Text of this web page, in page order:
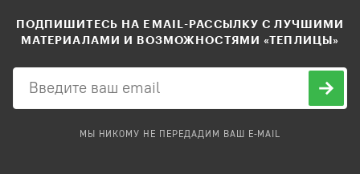
ПОДПИШИТЕСЬ НА EMAIL-РАССЫЛКУ С ЛУЧШИМИ
МАТЕРИАЛАМИ И ВОЗМОЖНОСТЯМИ «ТЕПЛИЦЫ»
МЫ НИКОМУ НЕ ПЕРЕДАДИМ ВАШ E-MAIL